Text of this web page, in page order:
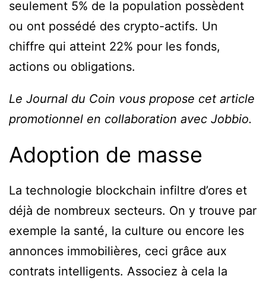
seulement 5% de la population possèdent
ou ont possédé des crypto-actifs. Un
chiffre qui atteint 22% pour les fonds,
actions ou obligations.
Le Journal du Coin vous propose cet article
promotionnel en collaboration avec Jobbio.
Adoption de masse
La technologie blockchain infiltre d’ores et
déjà de nombreux secteurs. On y trouve par
exemple la santé, la culture ou encore les
annonces immobilières, ceci grâce aux
contrats intelligents. Associez à cela la